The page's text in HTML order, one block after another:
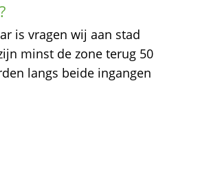
is vragen wij aan stad
minst de zone terug 50
langs beide ingangen